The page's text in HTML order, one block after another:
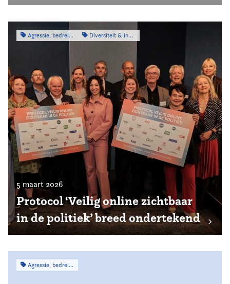
Agressie, bedreiging & intimidatie Diversiteit & Inclusiviteit
5 maart 2026
Protocol ‘Veilig online zichtbaar
in de politiek’ breed ondertekend
Agressie, bedreiging & intimidatie